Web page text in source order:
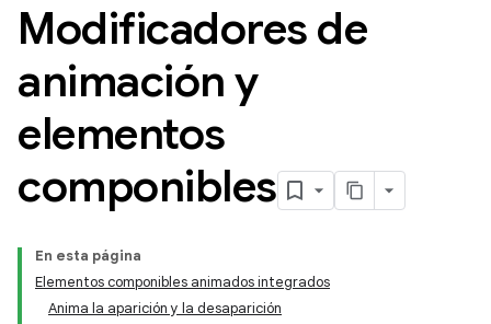
Modificadores de
animación y
elementos
componibles
En esta página
Elementos componibles animados integrados
Anima la aparición y la desaparición